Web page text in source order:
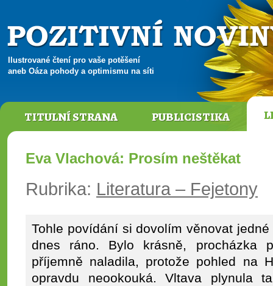
Ilustrované čtení pro vaše potěšení
aneb Oáza pohody a optimismu na síti
TITULNÍ STRANA PUBLICISTIKA
Eva Vlachová: Prosím neštěkat
Rubrika: Literatura – Fejetony
Tohle povídání si dovolím věnovat
dnes ráno. Bylo krásně, procházka
příjemně naladila, protože pohled na
opravdu neookouká. Vltava plynula